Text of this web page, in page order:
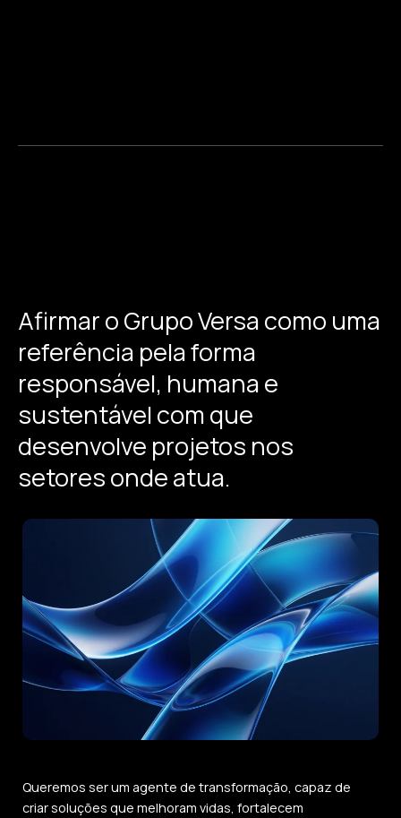
AfirmaroGrupoVersacomo uma
referência pelaforma
responsável, humanae
sustentávelcomque
desenvolve projetos nos
setoresondeatua.
Queremos ser um agente de transformação, capaz de
criar soluções que melhoram vidas, fortalecem